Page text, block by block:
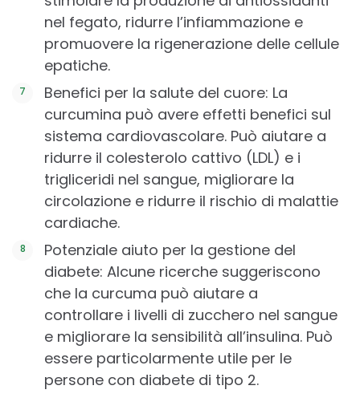
nel fegato, ridurre l’infiammazione e
promuovere la rigenerazione delle cellule
epatiche.
Benefici per la salute del cuore: La
curcumina può avere effetti benefici sul
sistema cardiovascolare. Può aiutare a
ridurre il colesterolo cattivo (LDL) e i
trigliceridi nel sangue, migliorare la
circolazione e ridurre il rischio di malattie
cardiache.
Potenziale aiuto per la gestione del
diabete: Alcune ricerche suggeriscono
che la curcuma può aiutare a
controllare i livelli di zucchero nel sangue
e migliorare la sensibilità all’insulina. Può
essere particolarmente utile per le
persone con diabete di tipo 2.